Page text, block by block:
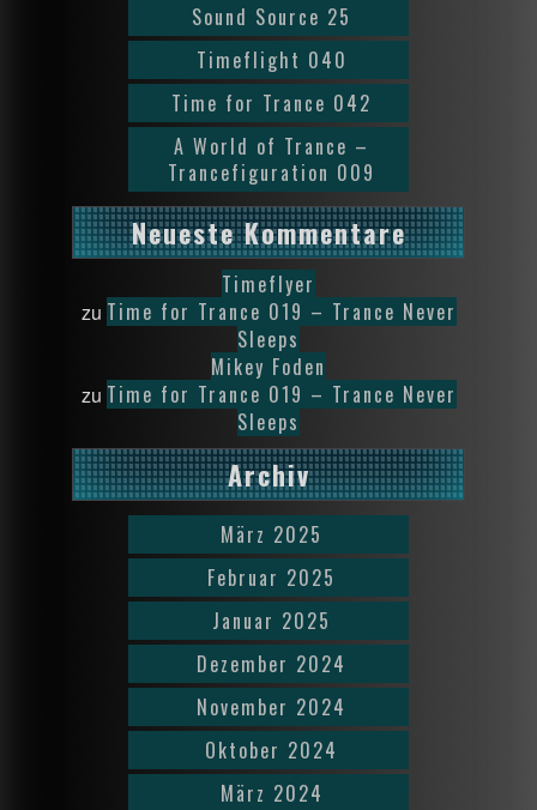
Sound Source 25
Timeflight 040
Time for Trance 042
A World of Trance –
Trancefiguration 009
Neueste Kommentare
Timeflyer
zu Time for Trance 019 – Trance Never
Sleeps
Mikey Foden
zu Time for Trance 019 – Trance Never
Sleeps
Archiv
März 2025
Februar 2025
Januar 2025
Dezember 2024
November 2024
Oktober 2024
März 2024